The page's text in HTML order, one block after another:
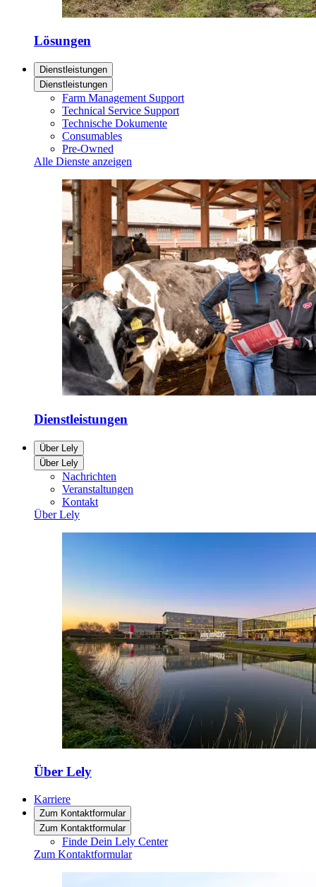
Lösungen
Dienstleistungen
Dienstleistungen
Farm Management Support
Technical Service Support
Technische Dokumente
Consumables
Pre-Owned
Alle Dienste anzeigen
Dienstleistungen
Über Lely
Über Lely
Nachrichten
Veranstaltungen
Kontakt
Über Lely
Über Lely
Karriere
Zum Kontaktformular
Zum Kontaktformular
Finde Dein Lely Center
Zum Kontaktformular